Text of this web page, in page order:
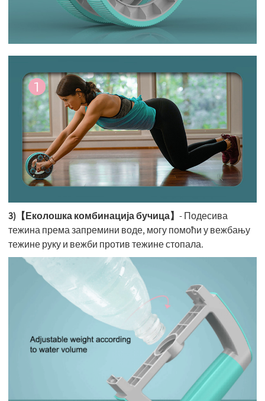
3)【Еколошка комбинација бучица】- Подесива
тежина према запремини воде, могу помоћи у вежбању
тежине руку и вежби против тежине стопала.